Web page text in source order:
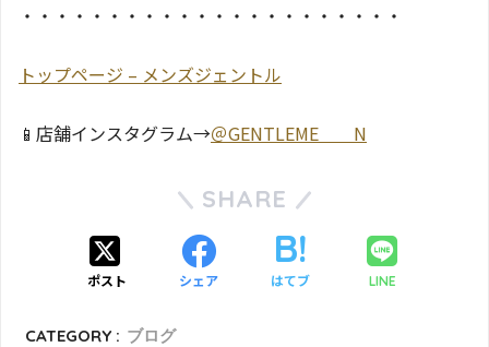
・・・・・・・・・・・・・・・・・・・・・・
トップページ – メンズジェントル
📱店舗インスタグラム→＠GENTLEME＿＿N
SHARE
ポスト シェア はてブ LINE
CATEGORY : ブログ